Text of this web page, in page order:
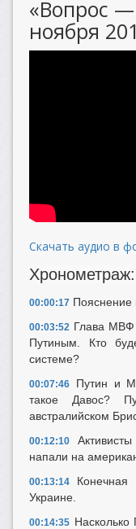
«Вопрос
ноября
Скачать аудио в
Хронометраж:
00:00:17 Пояснение
00:03:52 Глава МВФ
Путиным. Кто
системе?
00:07:46 Путин и
такое Давос?
австралийском
00:12:10
напали на
00:13:14 Конечная
Украине.
00:14:35 Насколько